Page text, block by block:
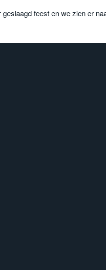
feest en we zien er